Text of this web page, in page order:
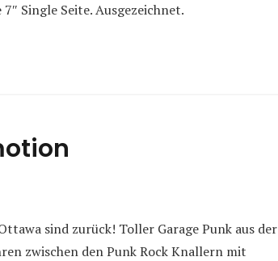
Single Seite. Ausgezeichnet.
sind zurück! Toller Garage Punk aus der
zwischen den Punk Rock Knallern mit